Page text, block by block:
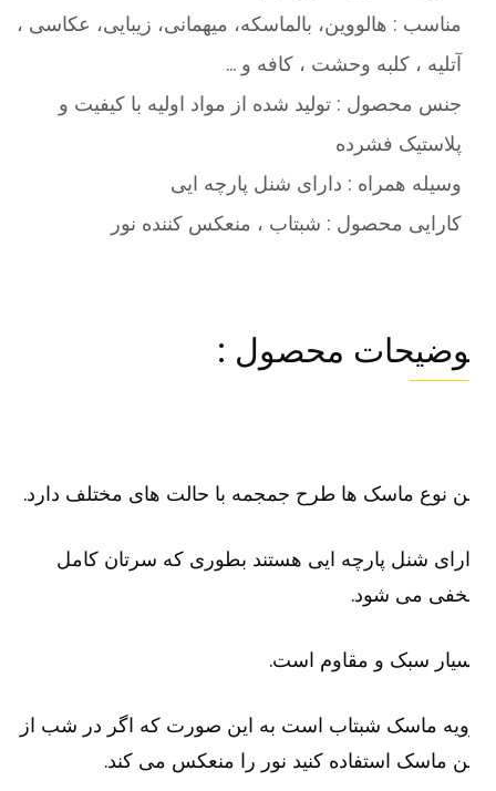
مناسب : هالووین، بالماسکه، میهمانی، زیبایی، عکاسی ،
آتلیه ، کلبه وحشت ، کافه و …
جنس محصول : تولید شده از مواد اولیه با کیفیت و
پلاستیک فشرده
وسیله همراه : دارای شنل پارچه ایی
کارایی محصول : شبتاب ، منعکس کننده نور
محصول :
نوع ماسک ها طرح جمجمه با حالت های مختلف دارد.
شنل پارچه ایی هستند بطوری که سرتان کامل
می شود.
سبک و مقاوم است.
ماسک شبتاب است به این صورت که اگر در شب از
ماسک استفاده کنید نور را منعکس می کند.